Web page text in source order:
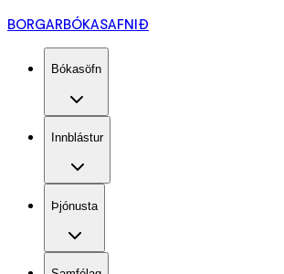
BORGARBÓKASAFNIÐ
Bókasöfn
Innblástur
Þjónusta